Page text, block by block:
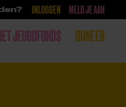
INLOGGEN MELD JE AAN
JEUGDFONDS DONEER